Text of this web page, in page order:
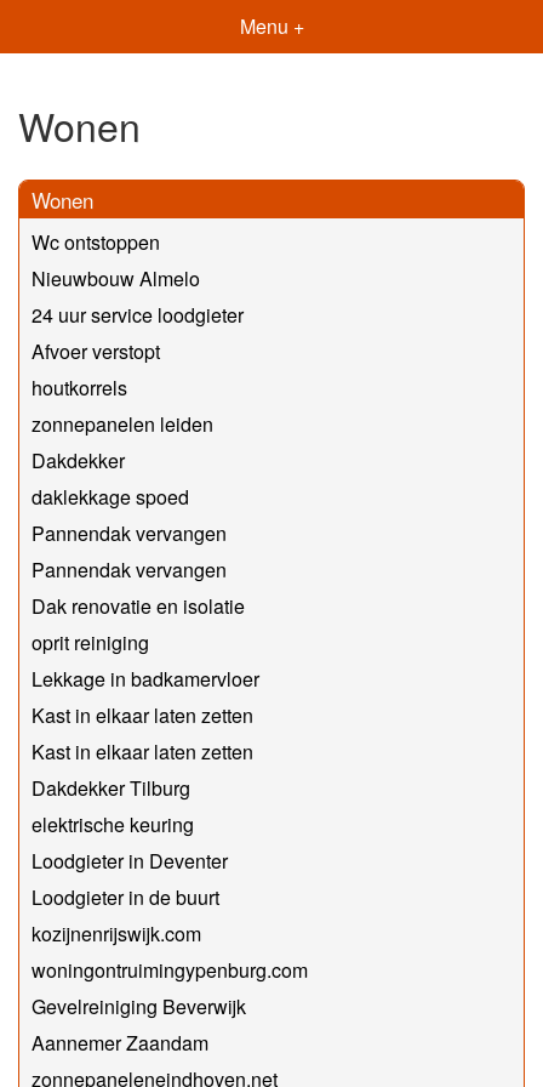
Menu +
Wonen
Wonen
Wc ontstoppen
Nieuwbouw Almelo
24 uur service loodgieter
Afvoer verstopt
houtkorrels
zonnepanelen leiden
Dakdekker
daklekkage spoed
Pannendak vervangen
Pannendak vervangen
Dak renovatie en isolatie
oprit reiniging
Lekkage in badkamervloer
Kast in elkaar laten zetten
Kast in elkaar laten zetten
Dakdekker Tilburg
elektrische keuring
Loodgieter in Deventer
Loodgieter in de buurt
kozijnenrijswijk.com
woningontruimingypenburg.com
Gevelreiniging Beverwijk
Aannemer Zaandam
zonnepaneleneindhoven.net